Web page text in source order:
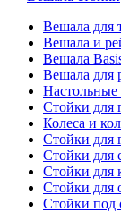
Вешала для
Вешала и
Вешала
Вешала для
Настольные
Стойки для
Колеса и
Стойки для
Стойки для
Стойки для
Стойки для
Стойки под